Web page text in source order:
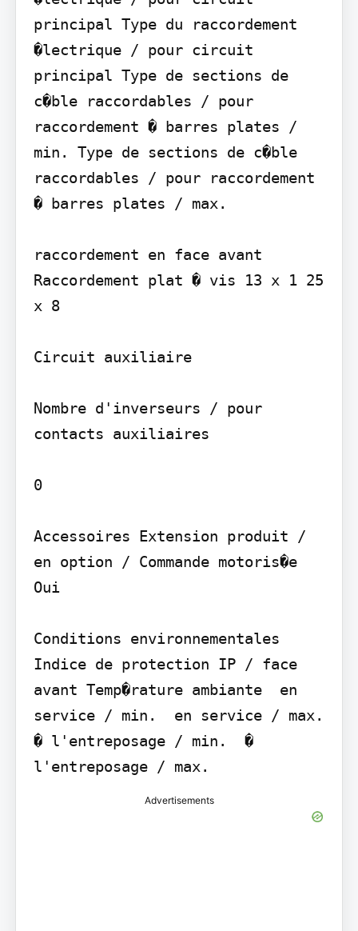
principal Type du raccordement
�lectrique / pour circuit
principal Type de sections de
c�ble raccordables / pour
raccordement � barres plates /
min. Type de sections de c�ble
raccordables / pour raccordement
� barres plates / max.
raccordement en face avant
Raccordement plat � vis 13 x 1 25
x 8
Circuit auxiliaire
Nombre d'inverseurs / pour
contacts auxiliaires
0
Accessoires Extension produit /
en option / Commande motoris�e
Oui
Conditions environnementales
Indice de protection IP / face
avant Temp�rature ambiante  en
service / min.  en service / max.
� l'entreposage / min.  �
l'entreposage / max.
Advertisements